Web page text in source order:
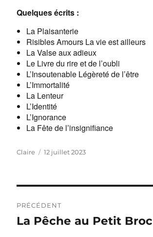
Quelques écrits :
La Plaisanterie
Risibles Amours La vie est ailleurs
La Valse aux adieux
Le Livre du rire et de l’oubli
L’Insoutenable Légèreté de l’être
L’Immortalité
La Lenteur
L’Identité
L’Ignorance
La Fête de l’insignifiance
Auteur
Claire
Publié
12 juillet 2023
Navigation
de
l’article
PRÉCÉDENT
Publication
La Pêche au Petit